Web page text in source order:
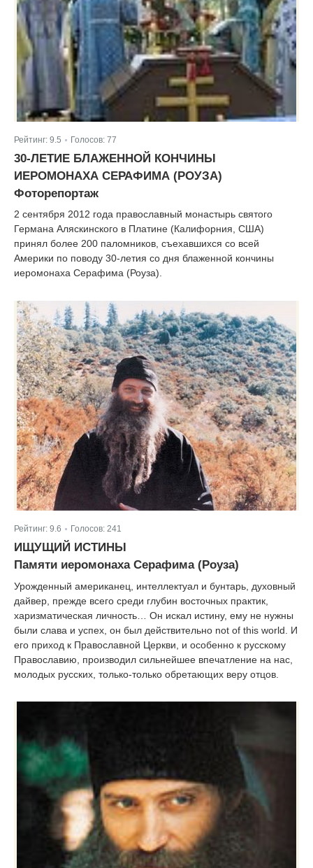
Рейтинг: 9.5 Голосов: 77
30-ЛЕТИЕ БЛАЖЕННОЙ КОНЧИНЫ
ИЕРОМОНАХА СЕРАФИМА (РОУЗА)
Фоторепортаж
2 сентября 2012 года православный монастырь святого
Германа Аляскинского в Платине (Калифорния, США)
принял более 200 паломников, съехавшихся со всей
Америки по поводу 30-летия со дня блаженной кончины
иеромонаха Серафима (Роуза).
Рейтинг: 9.6 Голосов: 241
ИЩУЩИЙ ИСТИНЫ
Памяти иеромонаха Серафима (Роуза)
Урожденный американец, интеллектуал и бунтарь, духовный
дайвер, прежде всего среди глубин восточных практик,
харизматическая личность… Он искал истину, ему не нужны
были слава и успех, он был действительно not of this world. И
его приход к Православной Церкви, и особенно к русскому
Православию, производил сильнейшее впечатление на нас,
молодых русских, только-только обретающих веру отцов.